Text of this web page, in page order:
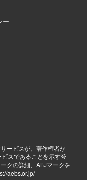
ー
ービスが、著作権者か
スであることを示す登
クの詳細、ABJマークを
aebs.or.jp/